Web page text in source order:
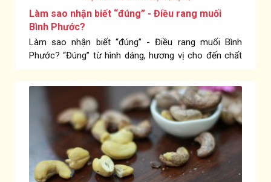
Làm sao nhận biết “đúng” - Điều rang muối
Bình Phước?
Làm sao nhận biết “đúng” - Điều rang muối Bình
Phước? “Đúng” từ hình dáng, hương vị cho đến chất